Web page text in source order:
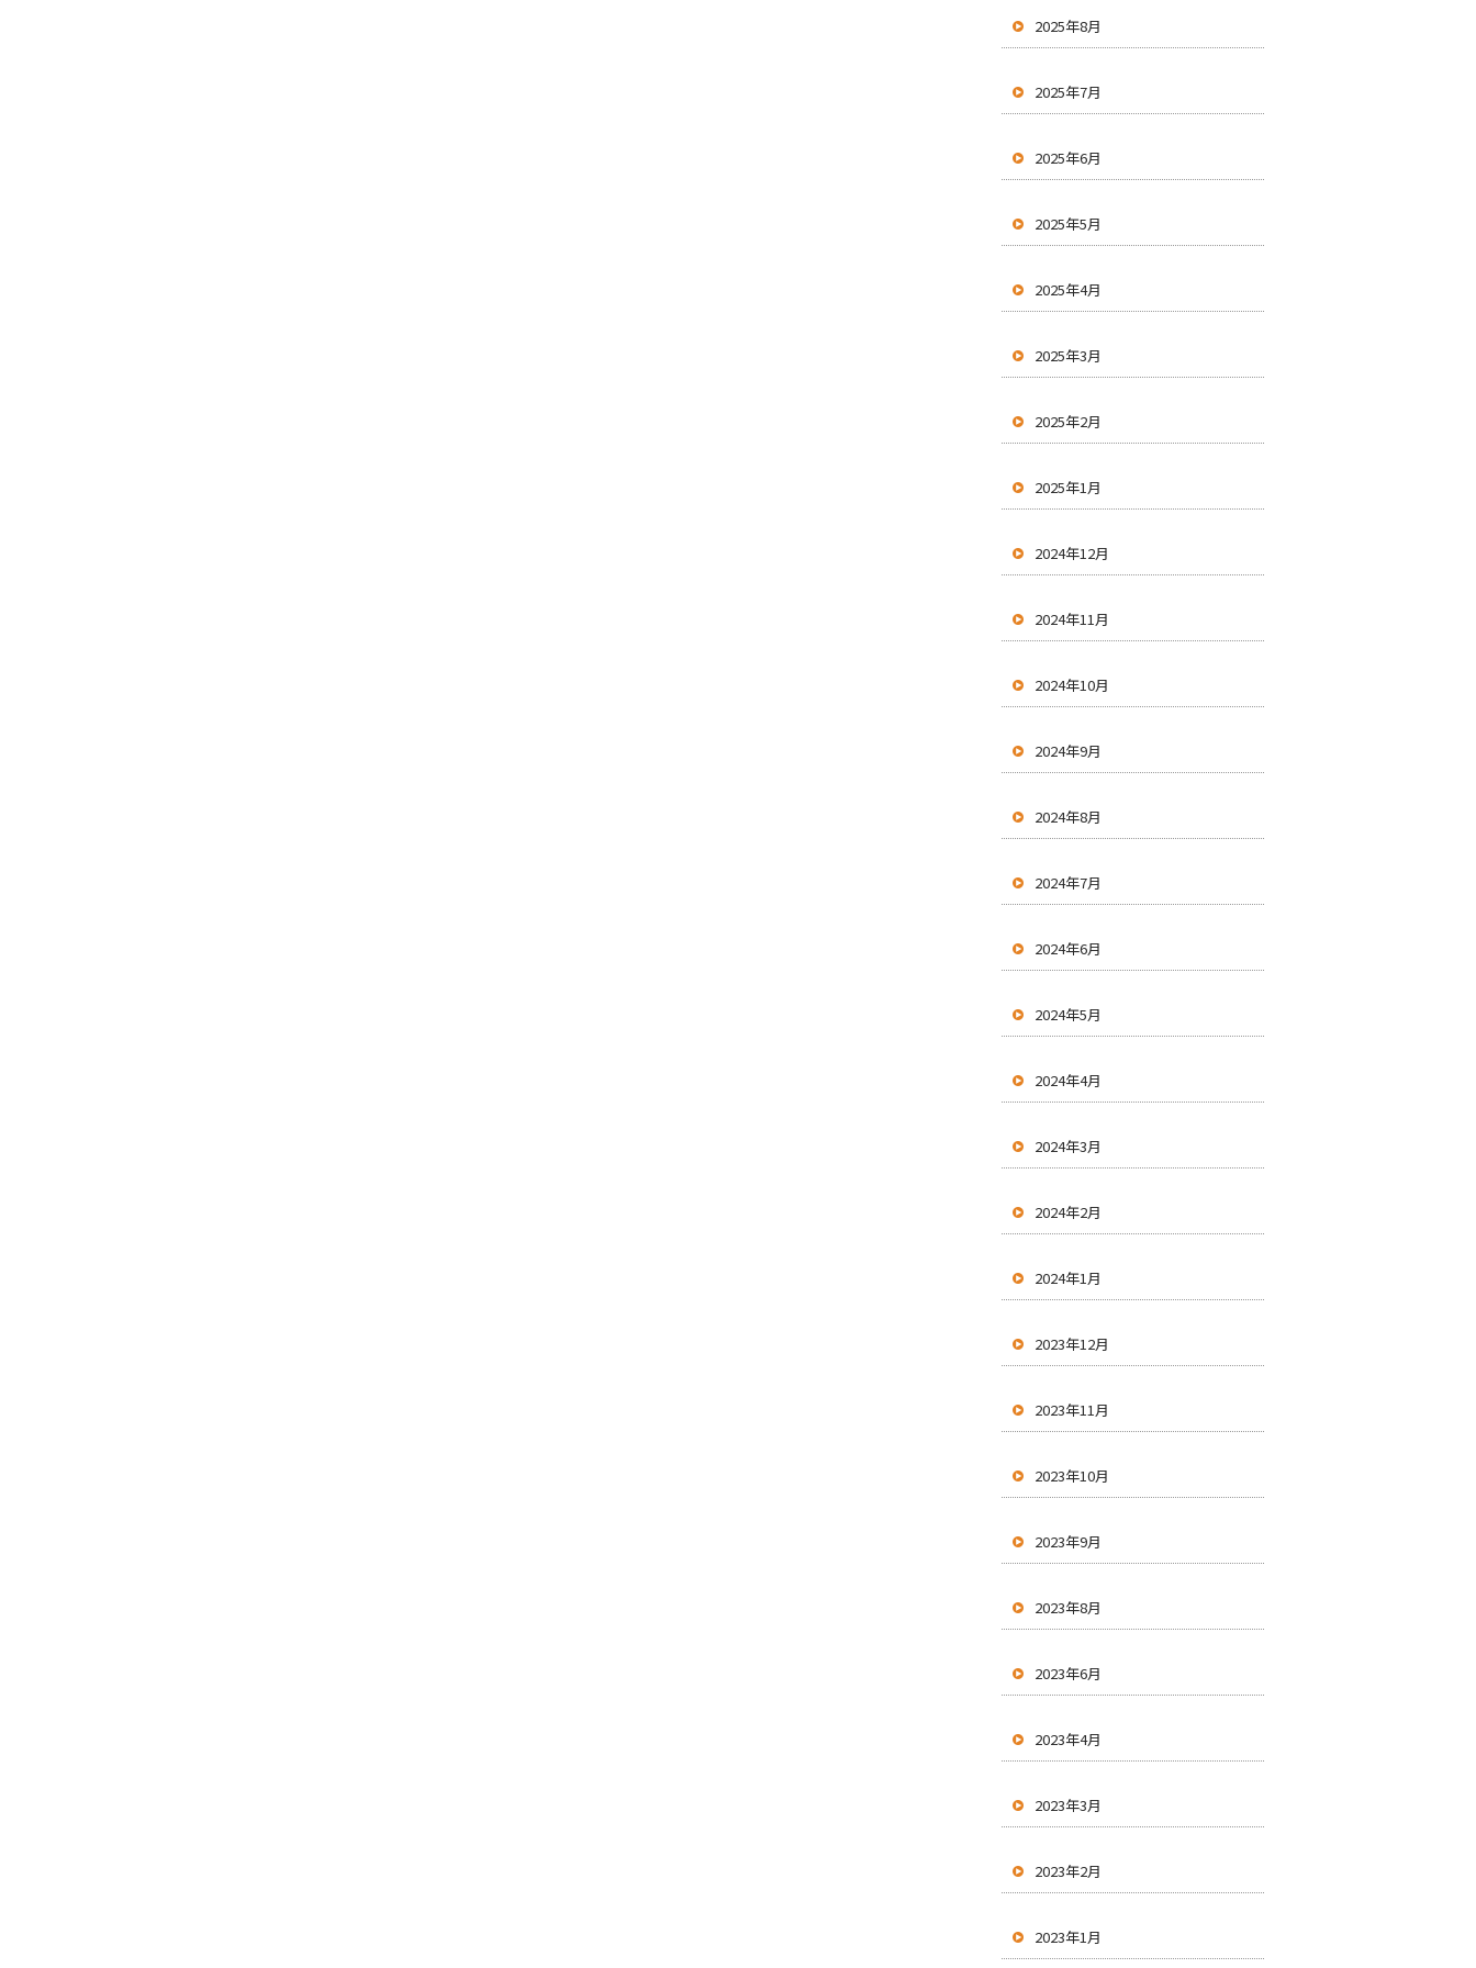
2025年8月
2025年7月
2025年6月
2025年5月
2025年4月
2025年3月
2025年2月
2025年1月
2024年12月
2024年11月
2024年10月
2024年9月
2024年8月
2024年7月
2024年6月
2024年5月
2024年4月
2024年3月
2024年2月
2024年1月
2023年12月
2023年11月
2023年10月
2023年9月
2023年8月
2023年6月
2023年4月
2023年3月
2023年2月
2023年1月